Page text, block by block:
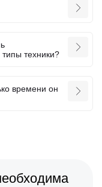
техники?
времени он